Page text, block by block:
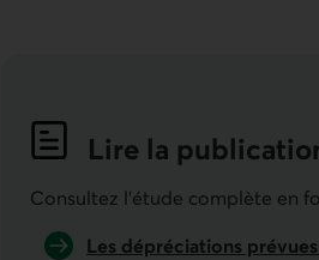
Lire la
Indicateurs
Consultez l'étude complète en
Les dépréciations